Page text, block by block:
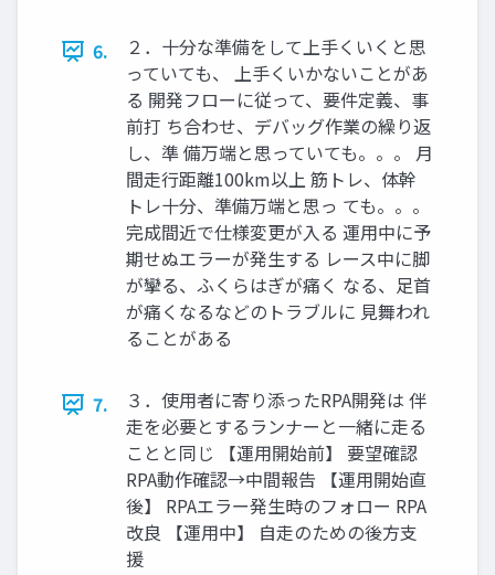
6.
２．十分な準備をして上手くいくと思
っていても、 上手くいかないことがあ
る 開発フローに従って、要件定義、事
前打 ち合わせ、デバッグ作業の繰り返
し、準 備万端と思っていても。。。 月
間走行距離100km以上 筋トレ、体幹
トレ十分、準備万端と思っ ても。。。
完成間近で仕様変更が入る 運用中に予
期せぬエラーが発生する レース中に脚
が攣る、ふくらはぎが痛く なる、足首
が痛くなるなどのトラブルに 見舞われ
ることがある
7.
３．使用者に寄り添ったRPA開発は 伴
走を必要とするランナーと一緒に走る
ことと同じ 【運用開始前】 要望確認
RPA動作確認→中間報告 【運用開始直
後】 RPAエラー発生時のフォロー RPA
改良 【運用中】 自走のための後方支
援